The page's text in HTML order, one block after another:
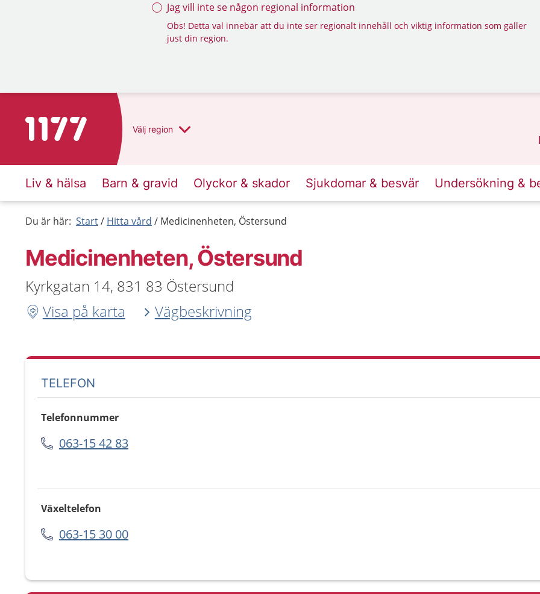
Jag vill inte se någon regional information
Obs! Detta val innebär att du inte ser regionalt innehåll och viktig information som gäller
just din region.
Till startsidan för 1177 Välj region
Liv & hälsa Barn & gravid Olyckor & skador Sjukdomar & besvär Undersökning &
Du är här: Start Hitta vård Medicinenheten, Östersund
Medicinenheten, Östersund
Kyrkgatan 14, 831 83 Östersund
Visa på karta
Vägbeskrivning
TELEFON
Telefonnummer
063-15 42 83
Växeltelefon
063-15 30 00